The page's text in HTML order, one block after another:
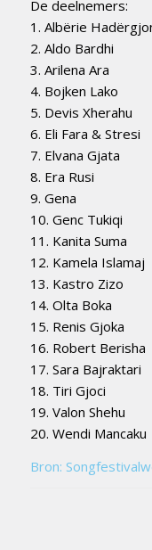
De deelnemers:
1. Albërie
2. Aldo Bardhi
3. Arilena Ara
4. Bojken Lako
5. Devis Xherahu
6. Eli Fara & Stresi
7. Elvana Gjata
8. Era Rusi
9. Gena
10. Genc Tukiqi
11. Kanita Suma
12. Kamela Islamaj
13. Kastro Zizo
14. Olta Boka
15. Renis Gjoka
16. Robert Berisha
17. Sara Bajraktari
18. Tiri Gjoci
19. Valon Shehu
20. Wendi Mancaku
Bron: